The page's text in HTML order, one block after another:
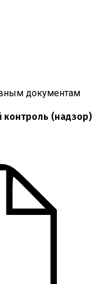
документам
контроль (надзор)